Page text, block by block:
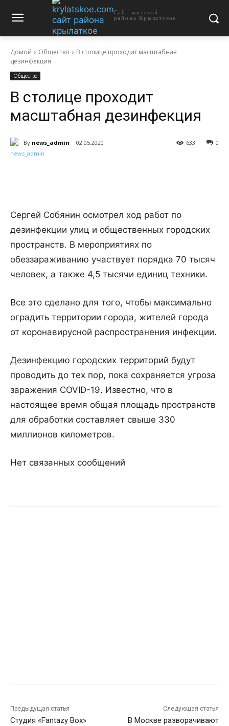
Сайт жителей
района Крылатское
Домой Общество
В столице проходит масштабная
дезинфекция
Общество
В столице проходит
масштабная дезинфекция
By news_admin 02.05.2020 0
633
Сергей Собянин осмотрел ход работ по
дезинфекции улиц и общественных городских
пространств. В мероприятиях по
обеззараживанию участвует порядка 70 тысяч
человек, а также 4,5 тысячи единиц техники.
Все это сделано для того, чтобы максимально
оградить территории города, жителей города
от коронавирусной распространения инфекции.
Дезинфекцию городских территорий будут
проводить до тех пор, пока сохраняется угроза
заражения COVID-19. Известно, что в
настоящее время общая площадь пространств
для обработки составляет свыше 330
миллионов километров.
Нет связанных сообщений
Предыдущая статья
Студия «Fantazy Box»
Следующая статья
В Москве разворачивают